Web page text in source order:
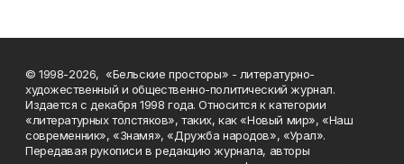
© 1998-2026, «Бельские просторы» - литературно-
художественный и общественно-политический журнал.
Издается с декабря 1998 года. Относится к категории
«литературных толстяков», таких, как «Новый мир», «Наш
современник», «Знамя», «Дружба народов», «Урал».
Передавая рукописи в редакцию журнала, авторы